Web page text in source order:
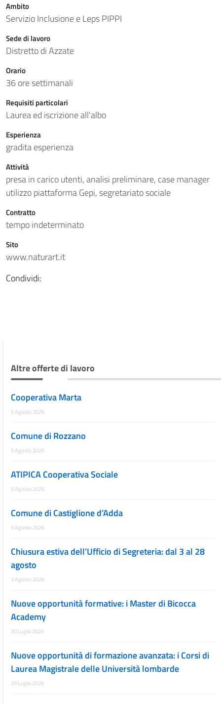
Ambito
Servizio Inclusione e Leps PIPPI
Sede di lavoro
Distretto di Azzate
Orario
36 ore settimanali
Requisiti particolari
Laurea ed iscrizione all'albo
Esperienza
gradita esperienza
Attività
presa in carico utenti, analisi preliminare, case manager
utilizzo piattaforma Gepi, segretariato sociale
Contratto
tempo indeterminato
Sito
www.naturart.it
Condividi:
Altre offerte di lavoro
Cooperativa Marta
5 Agosto 2026
Comune di Rozzano
5 Agosto 2026
ATIPICA Cooperativa Sociale
5 Agosto 2026
Comune di Castiglione d’Adda
5 Agosto 2026
Chiusura estiva dell’Ufficio di Segreteria: dal 3 al 28
agosto
3 Agosto 2026
Nuove opportunità formative: i Master di Bicocca
Academy
30 Luglio 2026
Nuove opportunità di formazione avanzata: i Corsi di
Laurea Magistrale delle Università lombarde
29 Luglio 2026